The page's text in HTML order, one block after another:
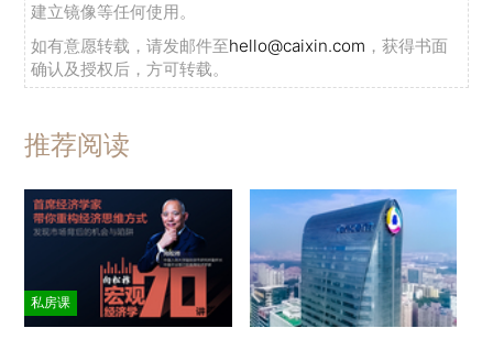
建立镜像等任何使用。
如有意愿转载，请发邮件至hello@caixin.com ，获得书面
确认及授权后，方可转载。
推荐阅读
私房课